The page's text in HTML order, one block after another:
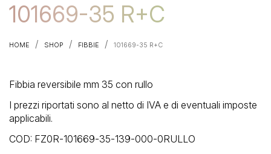
MATERIALI
TROVA UN RIVENDITORE
RICHIEDI IL CATALOGO
101669-35 R+C
HOME / SHOP / FIBBIE / 101669-35 R+C
Fibbia reversibile mm 35 con rullo
I prezzi riportati sono al netto di IVA e di eventuali imposte
applicabili.
COD: FZ0R-101669-35-139-000-0RULLO